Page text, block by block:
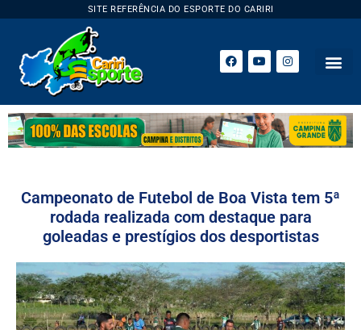
SITE REFERÊNCIA DO ESPORTE DO CARIRI
Campeonato de Futebol de Boa Vista tem 5ª
rodada realizada com destaque para
goleadas e prestígios dos desportistas